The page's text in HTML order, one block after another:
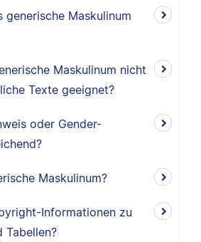
generische Maskulinum
Maskulinum nicht
Texte geeignet?
oder Gender-
Maskulinum?
Informationen zu
Tabellen?